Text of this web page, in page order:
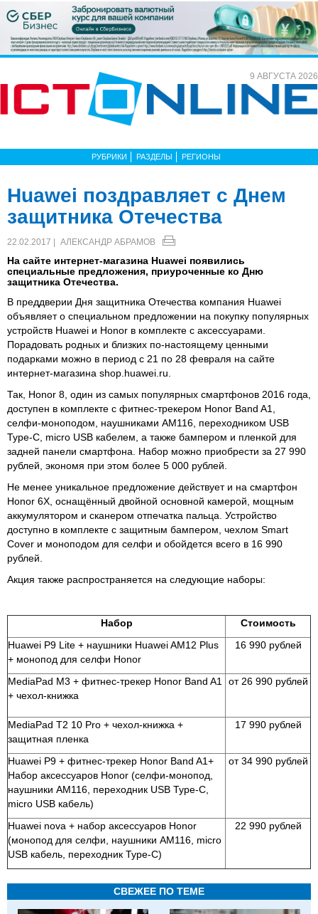
9 АВГУСТА 2026
РУБРИКИ РАЗДЕЛЫ РЕГИОНЫ
Huawei поздравляет с Днем
защитника Отечества
22.02.2017 | АЛЕКСАНДР АБРАМОВ
На сайте интернет-магазина Huawei появились
специальные предложения, приуроченные ко Дню
защитника Отечества.
В преддверии Дня защитника Отечества компания Huawei
объявляет о специальном предложении на покупку популярных
устройств Huawei и Honor в комплекте с аксессуарами.
Порадовать родных и близких по-настоящему ценными
подарками можно в период с 21 по 28 февраля на сайте
интернет-магазина shop.huawei.ru.
Так, Honor 8, один из самых популярных смартфонов 2016 года,
доступен в комплекте с фитнес-трекером Honor Band A1,
селфи-моноподом, наушниками AM116, переходником USB
Type-C, micro USB кабелем, а также бампером и пленкой для
задней панели смартфона. Набор можно приобрести за 27 990
рублей, экономя при этом более 5 000 рублей.
Не менее уникальное предложение действует и на смартфон
Honor 6X, оснащённый двойной основной камерой, мощным
аккумулятором и сканером отпечатка пальца. Устройство
доступно в комплекте с защитным бампером, чехлом Smart
Cover и моноподом для селфи и обойдется всего в 16 990
рублей.
Акция также распространяется на следующие наборы:
Набор
Стоимость
Huawei P9 Lite + наушники Huawei AM12 Plus
+ монопод для селфи Honor
16 990 рублей
MediaPad M3 + фитнес-трекер Honor Band A1
+ чехол-книжка
от 26 990 рублей
MediaPad T2 10 Pro + чехол-книжка +
защитная пленка
17 990 рублей
Huawei P9 + фитнес-трекер Honor Band A1+
Набор аксессуаров Honor (селфи-монопод,
наушники AM116, переходник USB Type-C,
micro USB кабель)
от 34 990 рублей
Huawei nova + набор аксессуаров Honor
(монопод для селфи, наушники AM116, micro
USB кабель, переходник Type-C)
22 990 рублей
СВЕЖЕЕ ПО ТЕМЕ